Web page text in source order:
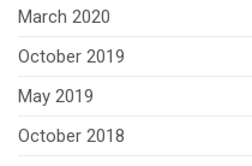
March 2020
October 2019
May 2019
October 2018